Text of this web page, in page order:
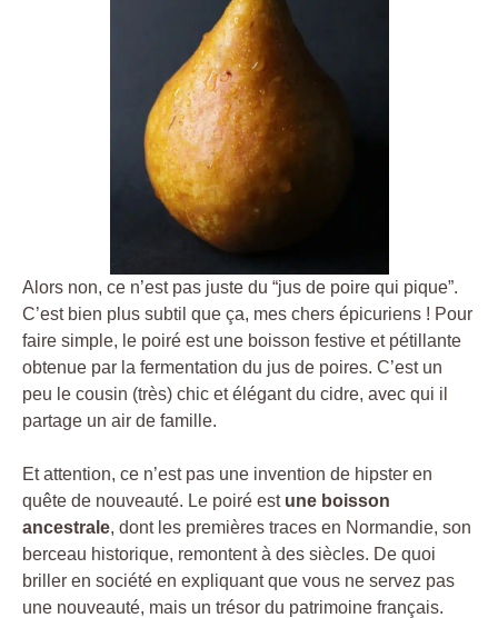
Alors non, ce n’est pas juste du “jus de poire qui pique”.
C’est bien plus subtil que ça, mes chers épicuriens ! Pour
faire simple, le poiré est une boisson festive et pétillante
obtenue par la fermentation du jus de poires. C’est un
peu le cousin (très) chic et élégant du cidre, avec qui il
partage un air de famille.
Et attention, ce n’est pas une invention de hipster en
quête de nouveauté. Le poiré est une boisson
ancestrale, dont les premières traces en Normandie, son
berceau historique, remontent à des siècles. De quoi
briller en société en expliquant que vous ne servez pas
une nouveauté, mais un trésor du patrimoine français.